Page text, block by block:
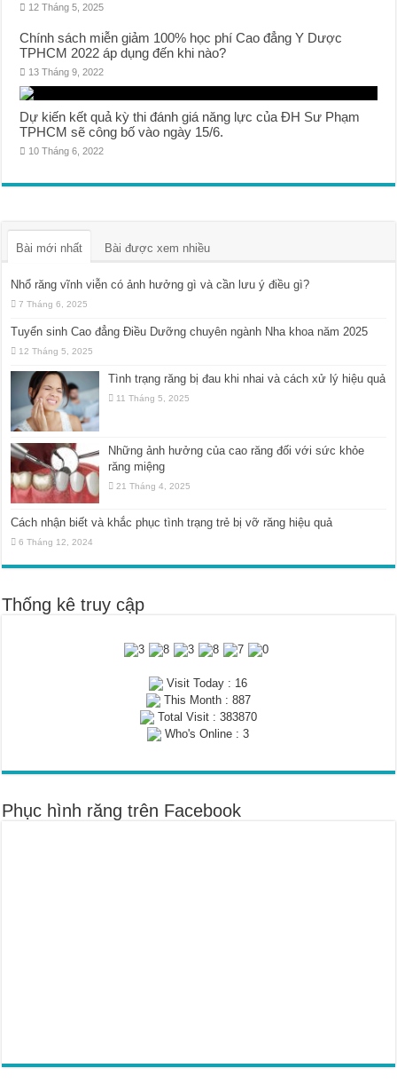
12 Tháng 5, 2025
Chính sách miễn giảm 100% học phí Cao đẳng Y Dược
TPHCM 2022 áp dụng đến khi nào?
13 Tháng 9, 2022
Dự kiến kết quả kỳ thi đánh giá năng lực của ĐH Sư Phạm
TPHCM sẽ công bố vào ngày 15/6.
10 Tháng 6, 2022
Bài mới nhất Bài được xem nhiều
Nhổ răng vĩnh viễn có ảnh hưởng gì và cần lưu ý điều gì?
7 Tháng 6, 2025
Tuyển sinh Cao đẳng Điều Dưỡng chuyên ngành Nha khoa năm 2025
12 Tháng 5, 2025
Tình trạng răng bị đau khi nhai và cách xử lý hiệu quả
11 Tháng 5, 2025
Những ảnh hưởng của cao răng đối với sức khỏe
răng miệng
21 Tháng 4, 2025
Cách nhận biết và khắc phục tình trạng trẻ bị vỡ răng hiệu quả
6 Tháng 12, 2024
Thống kê truy cập
Visit Today : 16
This Month : 887
Total Visit : 383870
Who's Online : 3
Phục hình răng trên Facebook